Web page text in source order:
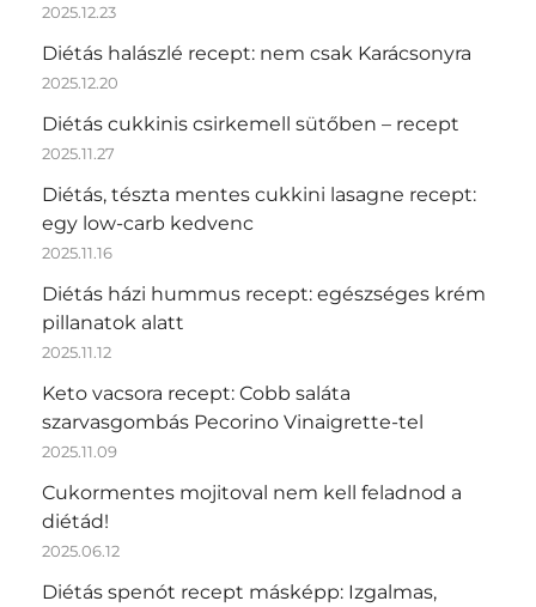
2025.12.23
Diétás halászlé recept: nem csak Karácsonyra
2025.12.20
Diétás cukkinis csirkemell sütőben – recept
2025.11.27
Diétás, tészta mentes cukkini lasagne recept:
egy low-carb kedvenc
2025.11.16
Diétás házi hummus recept: egészséges krém
pillanatok alatt
2025.11.12
Keto vacsora recept: Cobb saláta
szarvasgombás Pecorino Vinaigrette-tel
2025.11.09
Cukormentes mojitoval nem kell feladnod a
diétád!
2025.06.12
Diétás spenót recept másképp: Izgalmas,